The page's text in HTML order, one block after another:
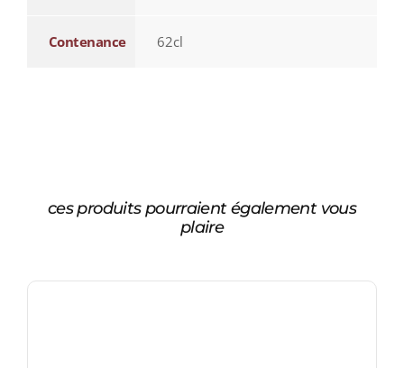
Contenance 62cl
ces produits pourraient également vous
plaire